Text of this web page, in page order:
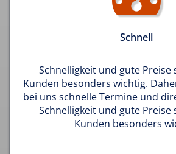
Schnell
Schnelligkeit und gute Preise
Kunden besonders wichtig.
bei uns schnelle Termine und
Schnelligkeit und gute Preise
Kunden besonders